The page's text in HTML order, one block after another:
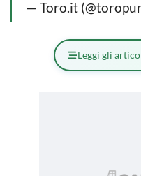
— Toro.it
Leggi gli